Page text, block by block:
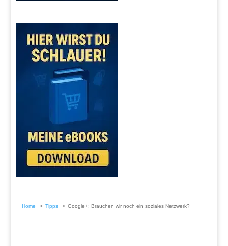
Home Tipps Google+: Brauchen wir noch ein soziales Netzwerk?